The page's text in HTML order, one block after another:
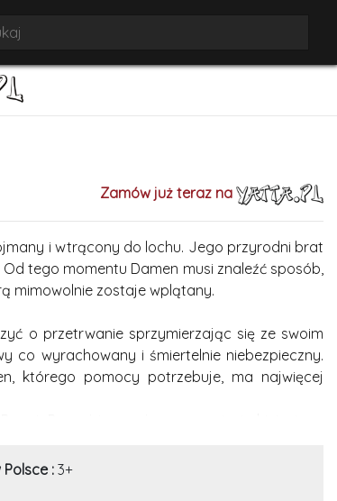
Zamów już teraz na
i wtrącony do lochu. Jego przyrodni brat
tego momentu Damen musi znaleźć sposób,
mimowolnie zostaje wplątany.
o przetrwanie sprzymierzając się ze swoim
co wyrachowany i śmiertelnie niebezpieczny.
którego pomocy potrzebuje, ma najwięcej
Poznaj trzymającą w napięciu historię, w
Polsce :3+